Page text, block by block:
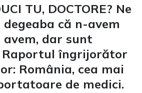
TU, DOCTORE? Ne
că n-avem
avem, dar sunt
Raportul îngrijorător
România, cea mai
de medici.